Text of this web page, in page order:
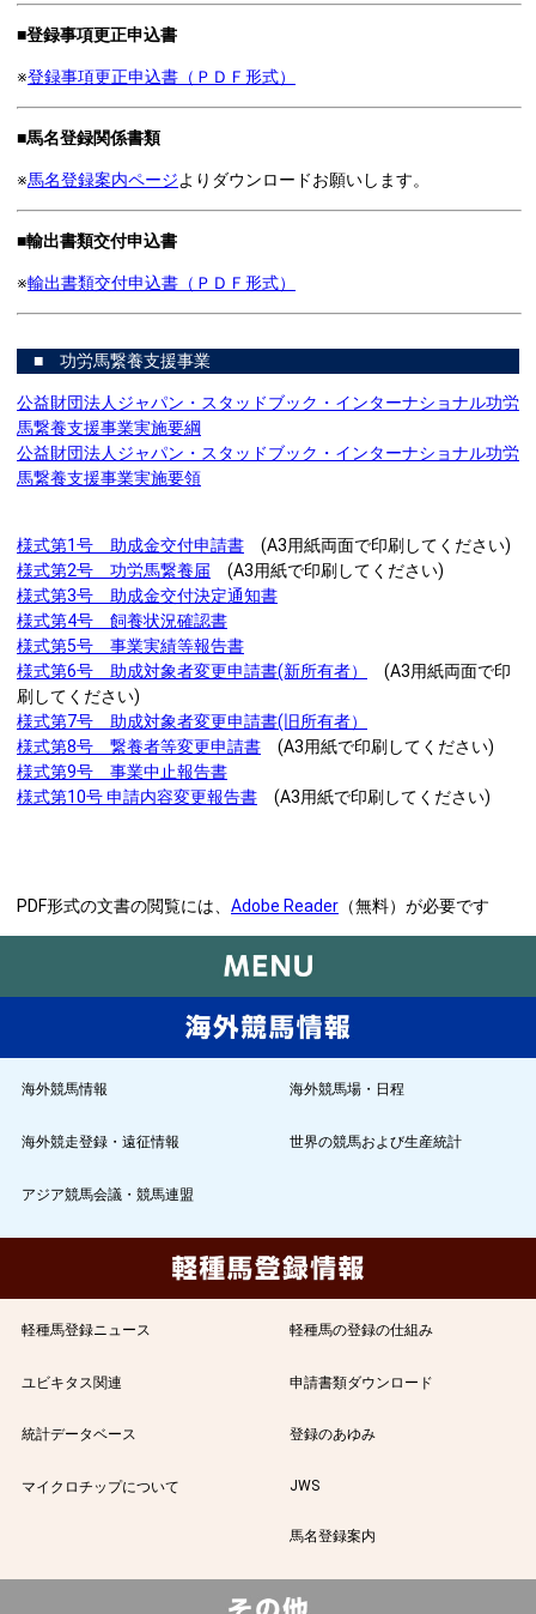
■登録事項更正申込書
※登録事項更正申込書（ＰＤＦ形式）
■馬名登録関係書類
※馬名登録案内ページよりダウンロードお願いします。
■輸出書類交付申込書
※輸出書類交付申込書（ＰＤＦ形式）
■ 功労馬繋養支援事業
公益財団法人ジャパン・スタッドブック・インターナショナル功労
馬繋養支援事業実施要綱
公益財団法人ジャパン・スタッドブック・インターナショナル功労
馬繋養支援事業実施要領
様式第1号 助成金交付申請書 (A3用紙両面で印刷してください)
様式第2号 功労馬繋養届 (A3用紙で印刷してください)
様式第3号 助成金交付決定通知書
様式第4号 飼養状況確認書
様式第5号 事業実績等報告書
様式第6号 助成対象者変更申請書(新所有者）
(A3用紙両面で印
刷してください)
様式第7号 助成対象者変更申請書(旧所有者）
様式第8号 繋養者等変更申請書 (A3用紙で印刷してください)
様式第9号 事業中止報告書
様式第10号 申請内容変更報告書 (A3用紙で印刷してください)
PDF形式の文書の閲覧には、 Adobe Reader （無料）が必要です
海外競馬情報 海外競馬場・日程
海外競走登録・遠征情報 世界の競馬および生産統計
アジア競馬会議・競馬連盟
軽種馬登録ニュース 軽種馬の登録の仕組み
ユビキタス関連 申請書類ダウンロード
統計データベース 登録のあゆみ
マイクロチップについて JWS
馬名登録案内